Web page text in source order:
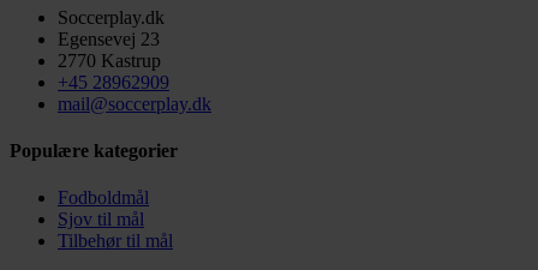
Soccerplay.dk
Egensevej 23
2770 Kastrup
+45 28962909
mail@soccerplay.dk
Populære kategorier
Fodboldmål
Sjov til mål
Tilbehør til mål